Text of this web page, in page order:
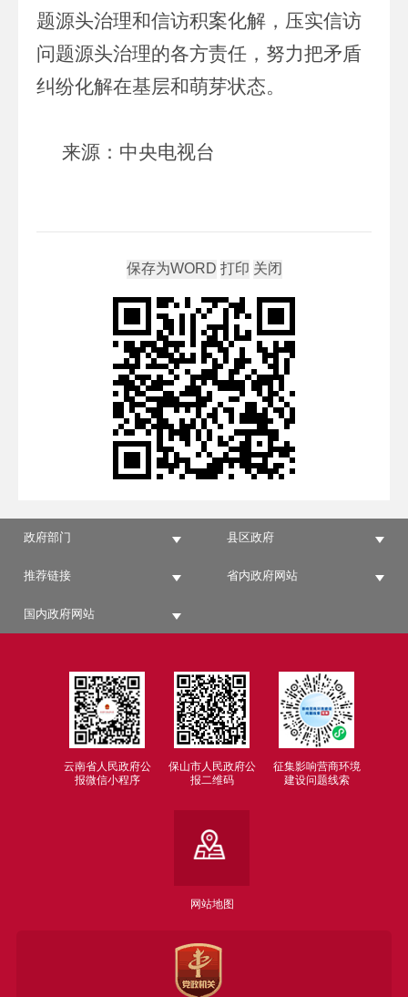
题源头治理和信访积案化解，压实信访
问题源头治理的各方责任，努力把矛盾
纠纷化解在基层和萌芽状态。
来源：中央电视台
政府部门 县区政府
推荐链接 省内政府网站
国内政府网站
云南省人民政府公
报微信小程序
保山市人民政府公
报二维码
征集影响营商环境
建设问题线索
网站地图